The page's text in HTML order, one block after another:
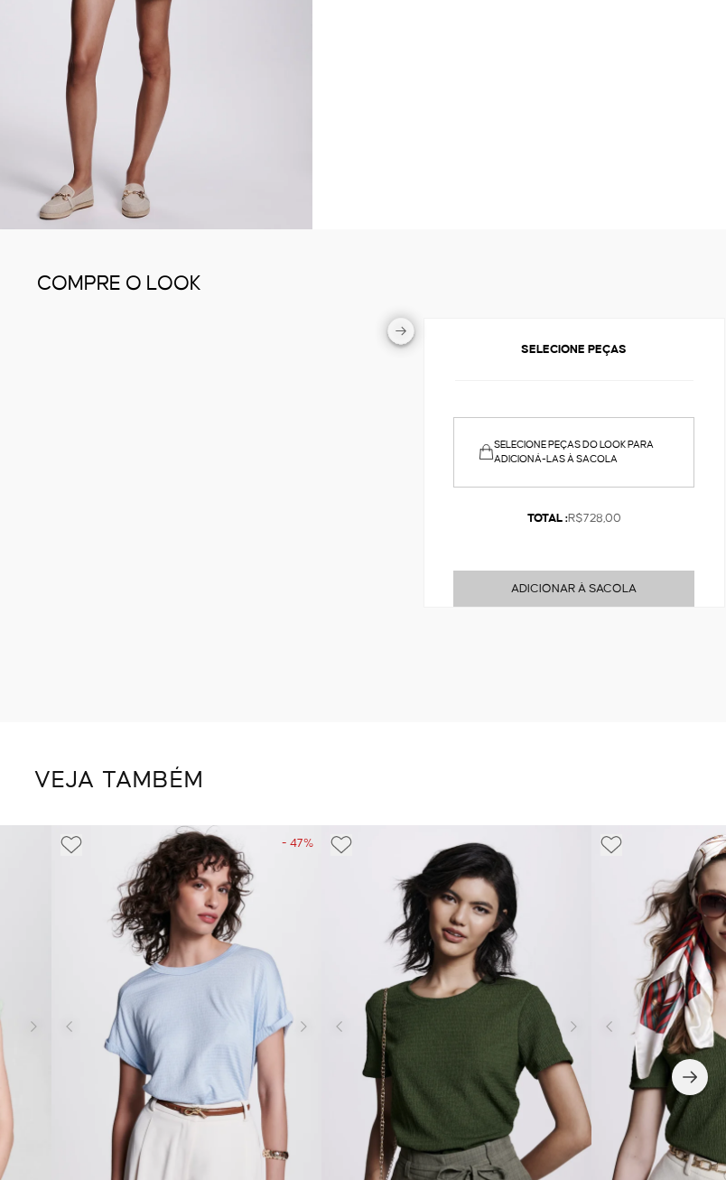
COMPRE O LOOK
SELECIONE PEÇAS
SELECIONE PEÇAS DO LOOK PARA
ADICIONÁ-LAS À SACOLA
TOTAL :R$728,00
ADICIONAR À SACOLA
VEJA TAMBÉM
- 47%